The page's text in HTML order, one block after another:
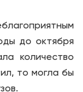
до октября
количество
то могла бы